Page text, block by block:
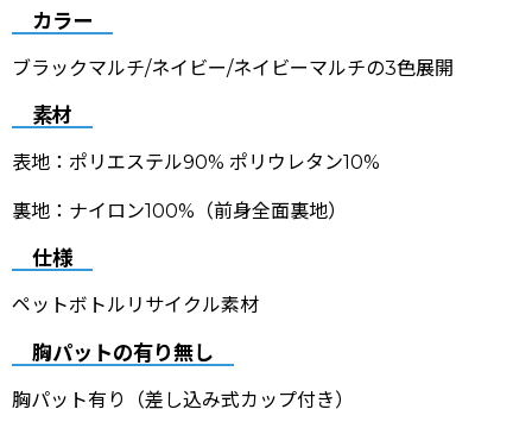
カラー
ブラックマルチ/ネイビー/ネイビーマルチの3色展開
素材
表地：ポリエステル90% ポリウレタン10%
裏地：ナイロン100%（前身全面裏地）
仕様
ペットボトルリサイクル素材
胸パットの有り無し
胸パット有り（差し込み式カップ付き）